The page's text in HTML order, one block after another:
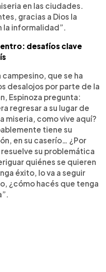
en las ciudades.
gracias a Dios la
la informalidad”.
desafíos clave
que se ha
desalojos por parte de la
Espinoza pregunta:
regresar a su lugar de
miseria, como vive aquí?
tiene su
en su caserío… ¿Por
su problemática
quiénes se quieren
éxito, lo va a seguir
¿cómo hacés que tenga